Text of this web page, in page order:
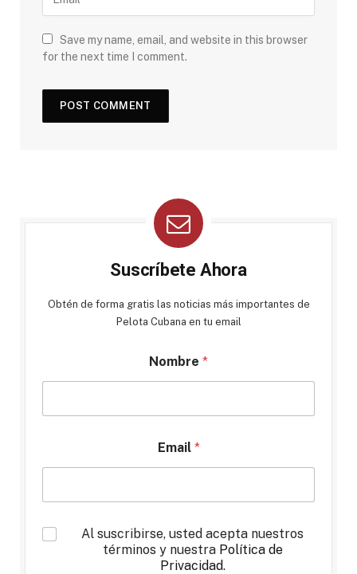
Save my name, email, and website in this browser
for the next time I comment.
Suscríbete Ahora
Obtén de forma gratis las noticias más importantes de
Pelota Cubana en tu email
Nombre *
Email *
*
Al suscribirse, usted acepta nuestros
términos y nuestra Política de
Privacidad.